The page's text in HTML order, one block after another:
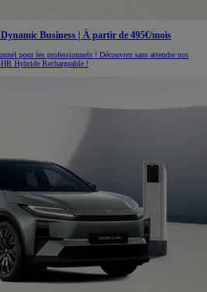
Business | À partir de 495€/mois
pour les professionnels ! Découvrez sans attendre nos
Hybride Rechargeable !